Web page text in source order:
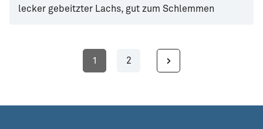
lecker gebeitzter Lachs, gut zum Schlemmen
Seite
1
2